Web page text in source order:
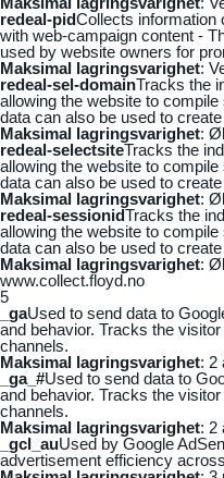
redeal-pidCollects information
with web-campaign content -
used by website owners for
Maksimal lagringsvarighet:
redeal-sel-domainTracks the
allowing the website to
data can also be used to
Maksimal lagringsvarighet:
redeal-selectsiteTracks the
allowing the website to
data can also be used to
Maksimal lagringsvarighet:
redeal-sessionidTracks the
allowing the website to
data can also be used to
Maksimal lagringsvarighet:
www.collect.floyd.no
5
_gaUsed to send data to
and behavior. Tracks the
channels.
Maksimal lagringsvarighet: 2
_ga_#Used to send data to
and behavior. Tracks the
channels.
Maksimal lagringsvarighet: 2
_gcl_auUsed by Google
advertisement efficiency